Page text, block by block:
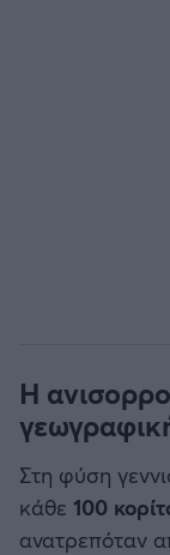
Η
Στη φύση
κάθε 100
ανατρεπόταν